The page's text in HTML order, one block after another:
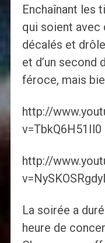
Enchaînant les
qui soient avec
décalés et
et d’un second
féroce, mais
http://
v=TbkQ6H51Il0
http://
v=NySKOSRgdyI
La soirée a
heure de